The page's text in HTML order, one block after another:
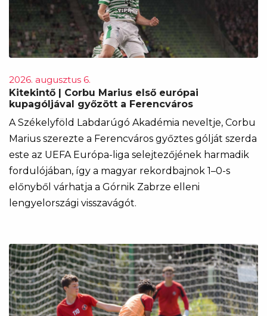
2026. augusztus 6.
Kitekintő | Corbu Marius első európai
kupagóljával győzött a Ferencváros
A Székelyföld Labdarúgó Akadémia neveltje, Corbu
Marius szerezte a Ferencváros győztes gólját szerda
este az UEFA Európa-liga selejtezőjének harmadik
fordulójában, így a magyar rekordbajnok 1–0-s
előnyből várhatja a Górnik Zabrze elleni
lengyelországi visszavágót.